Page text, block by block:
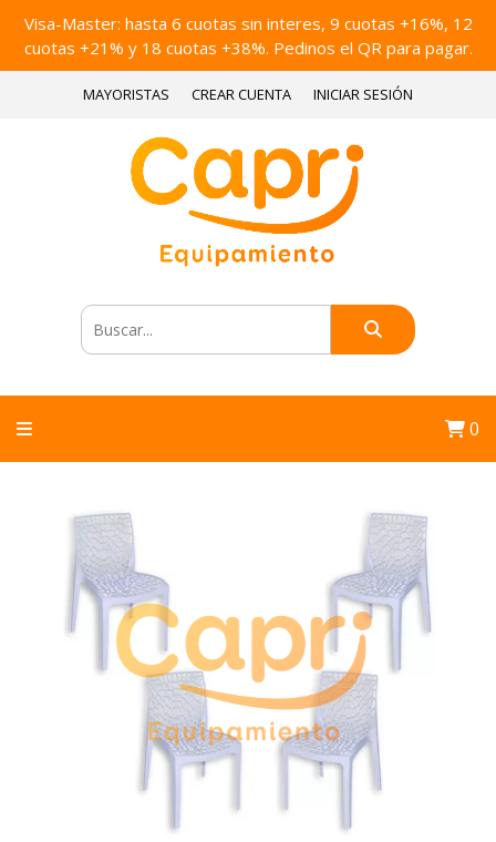
Visa-Master: hasta 6 cuotas sin interes, 9 cuotas +16%, 12
cuotas +21% y 18 cuotas +38%. Pedinos el QR para pagar.
MAYORISTAS CREAR CUENTA INICIAR SESIÓN
0